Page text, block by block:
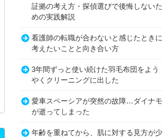
証拠の考え方・探偵選びで後悔しないた
めの実践解説
看護師の転職が合わないと感じたときに
考えたいことと向き合い方
3年間ずっと使い続けた羽毛布団をよう
やくクリーニングに出した
愛車スペーシアが突然の故障…ダイナモ
が逝ってしまった
年齢を重ねてから、肌に対する見方が少